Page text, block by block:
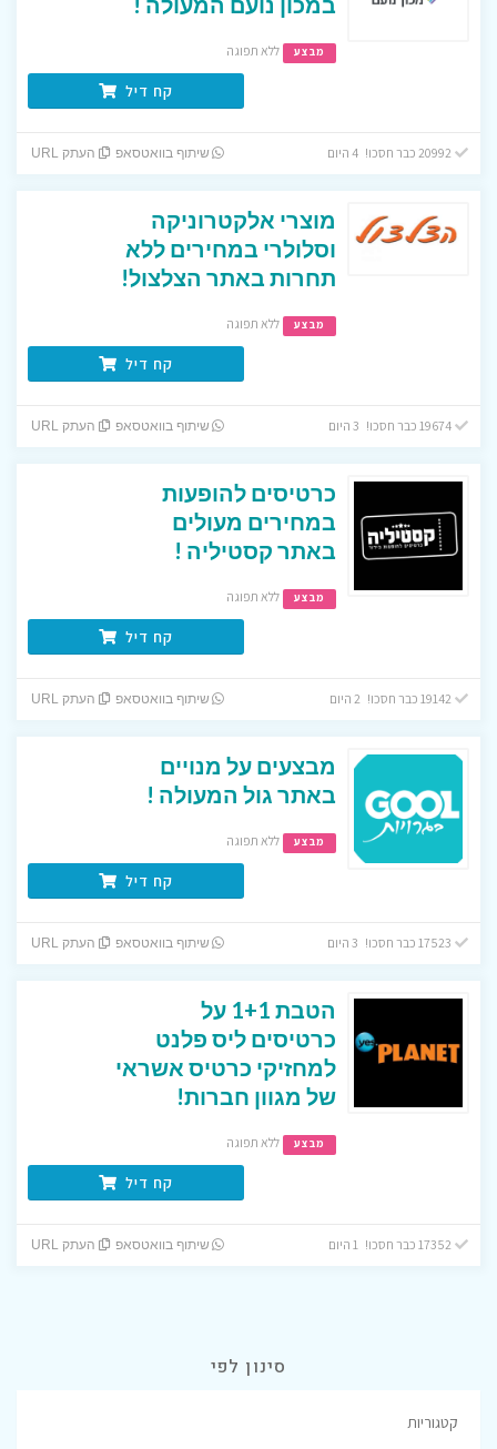
מבצע ללא תפוגה
קח דיל
שיתוף בוואטסאפ העתק URL
מוצרי אלקטרוניקה
וסלולרי במחירים ללא
תחרות באתר הצלצול!
מבצע ללא תפוגה
קח דיל
19674 כבר חסכו! 3 היום שיתוף בוואטסאפ העתק URL
כרטיסים להופעות
במחירים מעולים
באתר קסטיליה !
מבצע ללא תפוגה
קח דיל
שיתוף בוואטסאפ העתק URL
מבצעים על מנויים
באתר גול המעולה !
מבצע ללא תפוגה
קח דיל
שיתוף בוואטסאפ העתק URL
הטבת 1+1 על
כרטיסים ליס פלנט
למחזיקי כרטיס אשראי
של מגוון חברות!
מבצע ללא תפוגה
קח דיל
שיתוף בוואטסאפ העתק URL
סינון לפי
קטגוריות